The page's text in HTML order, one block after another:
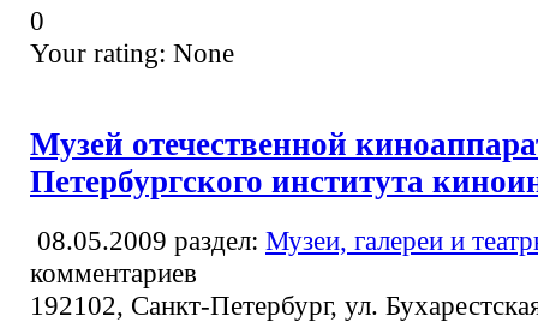
0
Your rating: None
Музей отечественной
Петербургского института
08.05.2009 раздел: Музеи, галереи и
комментариев
192102, Санкт-Петербург, ул.